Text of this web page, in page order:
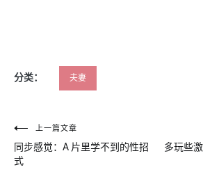
分类： 夫妻
文
章
上一篇文章
同步感觉：A 片里学不到的性招
式
多玩些